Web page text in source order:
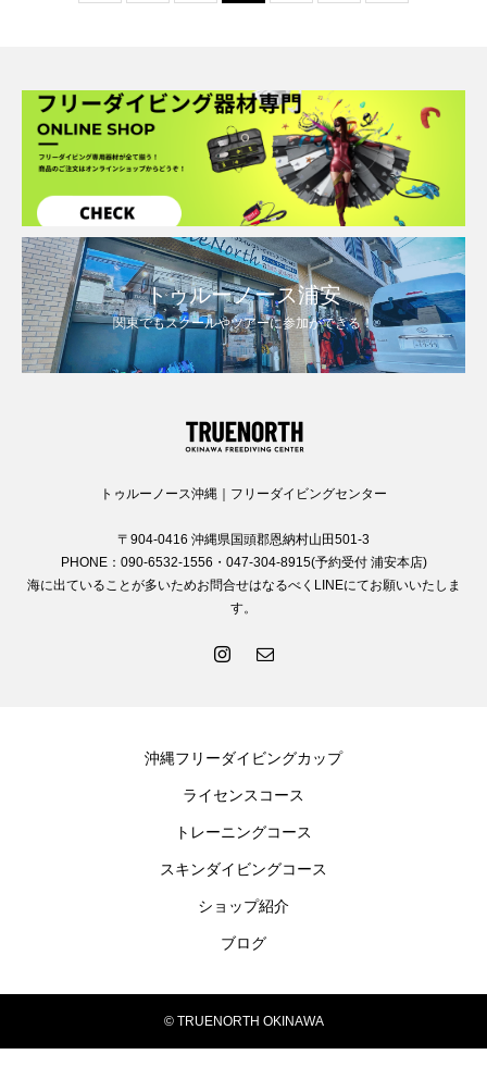
トゥルーノース浦安
関東でもスクールやツアーに参加ができる！
トゥルーノース沖縄｜フリーダイビングセンター
〒904-0416 沖縄県国頭郡恩納村山田501-3
PHONE：090-6532-1556・047-304-8915(予約受付 浦安本店)
海に出ていることが多いためお問合せはなるべくLINEにてお願いいたしま
す。
沖縄フリーダイビングカップ
ライセンスコース
トレーニングコース
スキンダイビングコース
ショップ紹介
ブログ
© TRUENORTH OKINAWA